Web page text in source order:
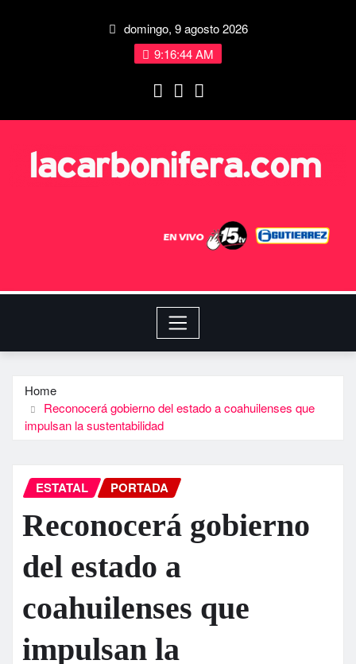
domingo, 9 agosto 2026
9:16:45 AM
Home
Reconocerá gobierno del estado a coahuilenses que
impulsan la sustentabilidad
ESTATAL PORTADA
Reconocerá gobierno
del estado a
coahuilenses que
impulsan la